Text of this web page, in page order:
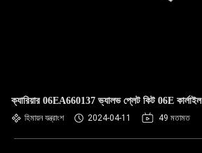
ক্যারিয়ার 06EA660137 ভ্যালভ প্লেট কিট 06E কার্লাইল
হিমায়ন যন্ত্রাংশ 2024-04-11 49 মতামত